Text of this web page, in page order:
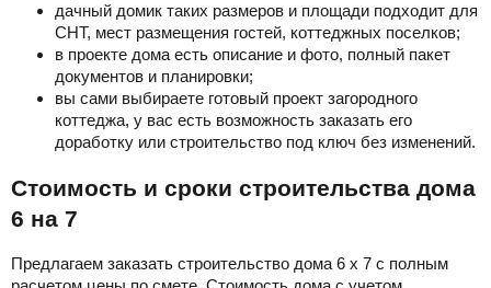
дачный домик таких размеров и площади подходит для
СНТ, мест размещения гостей, коттеджных поселков;
в проекте дома есть описание и фото, полный пакет
документов и планировки;
вы сами выбираете готовый проект загородного
коттеджа, у вас есть возможность заказать его
доработку или строительство под ключ без изменений.
Стоимость и сроки строительства дома
6 на 7
Предлагаем заказать строительство дома 6 х 7 с полным